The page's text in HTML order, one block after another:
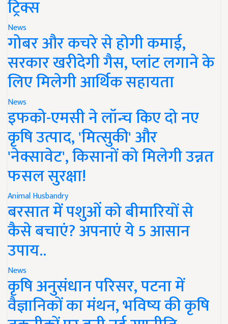
ट्रिक्स
News
गोबर और कचरे से होगी कमाई,
सरकार खरीदेगी गैस, प्लांट लगाने के
लिए मिलेगी आर्थिक सहायता
News
इफको-एमसी ने लॉन्च किए दो नए
कृषि उत्पाद, 'मित्सुकी' और
'नेक्सावेट', किसानों को मिलेगी उन्नत
फसल सुरक्षा!
Animal Husbandry
बरसात में पशुओं को बीमारियों से
कैसे बचाएं? अपनाएं ये 5 आसान
उपाय..
News
कृषि अनुसंधान परिसर, पटना में
वैज्ञानिकों का मंथन, भविष्य की कृषि